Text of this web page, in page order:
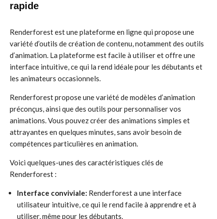
rapide
Renderforest est une plateforme en ligne qui propose une
variété d’outils de création de contenu, notamment des outils
d’animation. La plateforme est facile à utiliser et offre une
interface intuitive, ce qui la rend idéale pour les débutants et
les animateurs occasionnels.
Renderforest propose une variété de modèles d’animation
préconçus, ainsi que des outils pour personnaliser vos
animations. Vous pouvez créer des animations simples et
attrayantes en quelques minutes, sans avoir besoin de
compétences particulières en animation.
Voici quelques-unes des caractéristiques clés de
Renderforest :
Interface conviviale: Renderforest a une interface
utilisateur intuitive, ce qui le rend facile à apprendre et à
utiliser, même pour les débutants.